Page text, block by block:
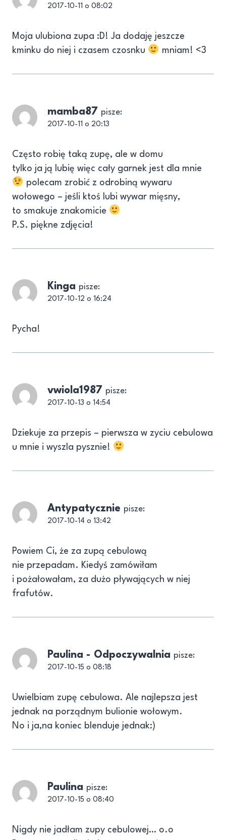
2017-10-11 o 08:02
Moja ulubiona zupa :D! Ja dodaję jeszcze
kminku do niej i czasem czosnku
mniam! <3
mamba87 pisze:
2017-10-11 o 20:13
Często robię taką zupę, ale w domu
tylko ja ją lubię więc cały garnek jest dla mnie
polecam zrobić z odrobiną wywaru
wołowego – jeśli ktoś lubi wywar mięsny,
to smakuje znakomicie
P.S. piękne zdjęcia!
Kinga pisze:
2017-10-12 o 16:24
Pycha!
vwiola1987 pisze:
2017-10-13 o 14:54
Dziekuje za przepis – pierwsza w zyciu cebulowa
u mnie i wyszla pysznie!
Antypatycznie pisze:
2017-10-14 o 13:42
Powiem Ci, że za zupą cebulową
nie przepadam. Kiedyś zamówiłam
i pożałowałam, za dużo pływających w niej
frafutów.
Paulina - Odpoczywalnia pisze:
2017-10-15 o 08:18
Uwielbiam zupę cebulowa. Ale najlepsza jest
jednak na porządnym bulionie wołowym.
No i ja,na koniec blenduje jednak:)
Paulina pisze:
2017-10-15 o 08:40
Nigdy nie jadłam zupy cebulowej… o.o